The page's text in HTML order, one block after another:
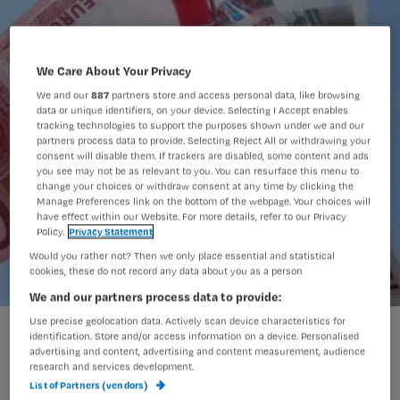
NU’91 wil geen nullijn zonder baangarantie
We Care About Your Privacy
We and our887 partners store and access personal data, like browsing
data or unique identifiers, on your device. Selecting I Accept enables
tracking technologies to support the purposes shown under we and our
partners process data to provide. Selecting Reject All or withdrawing your
consent will disable them. If trackers are disabled, some content and ads
you see may not be as relevant to you. You can resurface this menu to
change your choices or withdraw consent at any time by clicking the
Manage Preferences link on the bottom of the webpage. Your choices will
have effect within our Website. For more details, refer to our Privacy
Policy. Privacy Statement
Would you rather not? Then we only place essential and statistical
cookies, these do not record any data about you as a person
We and our partners process data to provide:
Use precise geolocation data. Actively scan device characteristics for
identification. Store and/or access information on a device. Personalised
advertising and content, advertising and content measurement, audience
research and services development.
List of Partners (vendors)